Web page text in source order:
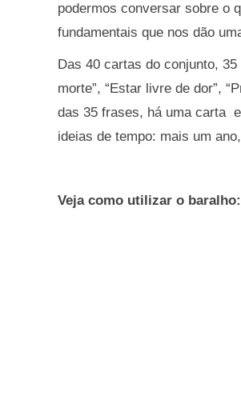
podermos conversar sobre o
fundamentais que nos dão
Das 40 cartas do conjunto,
morte”, “Estar livre de dor”,
das 35 frases, há uma carta
ideias de tempo: mais um
Veja como utilizar o baralho: